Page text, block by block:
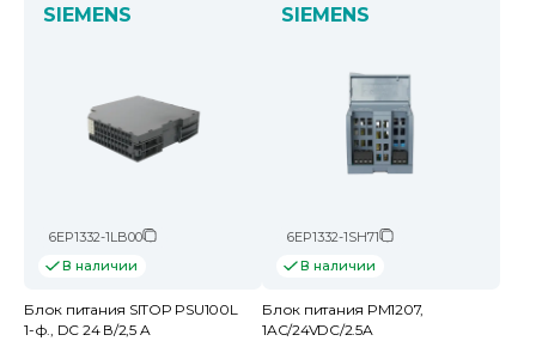
SIEMENS
6EP1332-1LB00
В наличии
Блок питания SITOP PSU100L
1-ф., DC 24 В/2,5 A
SIEMENS
6EP1332-1SH71
В наличии
Блок питания PM1207,
1AC/24VDC/2.5A